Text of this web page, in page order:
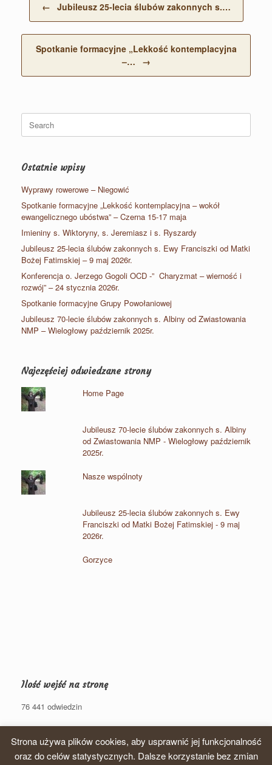
← Jubileusz 25-lecia ślubów zakonnych s.…
Spotkanie formacyjne „Lekkość kontemplacyjna
–…
→
for:
Ostatnie wpisy
Wyprawy rowerowe – Niegowić
Spotkanie formacyjne „Lekkość kontemplacyjna – wokół
ewangelicznego ubóstwa” – Czerna 15-17 maja
Imieniny s. Wiktoryny, s. Jeremiasz i s. Ryszardy
Jubileusz 25-lecia ślubów zakonnych s. Ewy Franciszki od Matki
Bożej Fatimskiej – 9 maj 2026r.
Konferencja o. Jerzego Gogoli OCD -” Charyzmat – wierność i
rozwój” – 24 stycznia 2026r.
Spotkanie formacyjne Grupy Powołaniowej
Jubileusz 70-lecie ślubów zakonnych s. Albiny od Zwiastowania
NMP – Wielogłowy październik 2025r.
Najczęściej odwiedzane strony
Home Page
Jubileusz 70-lecie ślubów zakonnych s. Albiny
od Zwiastowania NMP - Wielogłowy październik
2025r.
Nasze wspólnoty
Jubileusz 25-lecia ślubów zakonnych s. Ewy
Franciszki od Matki Bożej Fatimskiej - 9 maj
2026r.
Gorzyce
Ilość wejść na stronę
76 441 odwiedzin
Strona używa plików cookies, aby usprawnić jej funkcjonalność
oraz do celów statystycznych. Dalsze korzystanie bez zmian